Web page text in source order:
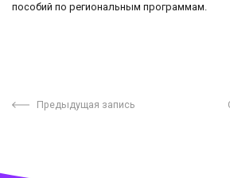
пособий по региональным программам.
Предыдущая запись